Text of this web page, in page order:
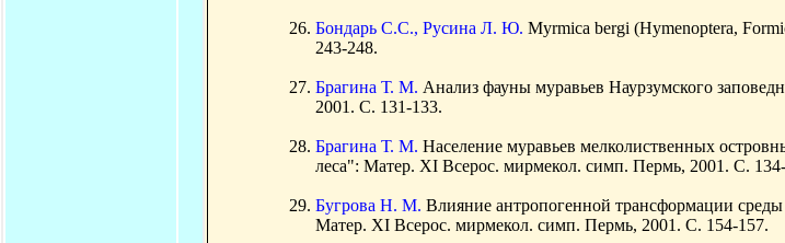
Бондарь С.С., Русина Л. Ю. Myrmica bergi (Hymenoptera,
243-248.
Брагина Т. М. Анализ фауны муравьев Наурзумского
2001. С. 131-133.
Брагина Т. М. Население муравьев мелколиственных
леса": Матер. XI Всерос. мирмекол. симп. Пермь, 2001. С.
Бугрова Н. М. Влияние антропогенной трансформации
Матер. XI Всерос. мирмекол. симп. Пермь, 2001. С. 154-157.